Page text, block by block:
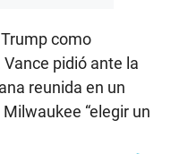
como
pidió ante la
reunida en un
“elegir un